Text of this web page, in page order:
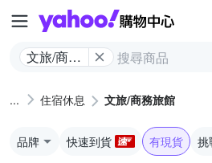
文旅/商務
住宿休息 文旅/商務旅館
品牌 快速到貨 有現貨 挑